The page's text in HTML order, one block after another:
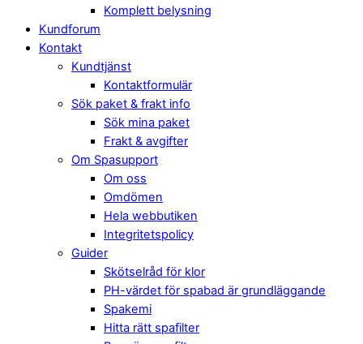
Komplett belysning
Kundforum
Kontakt
Kundtjänst
Kontaktformulär
Sök paket & frakt info
Sök mina paket
Frakt & avgifter
Om Spasupport
Om oss
Omdömen
Hela webbutiken
Integritetspolicy
Guider
Skötselråd för klor
PH-värdet för spabad är grundläggande
Spakemi
Hitta rätt spafilter